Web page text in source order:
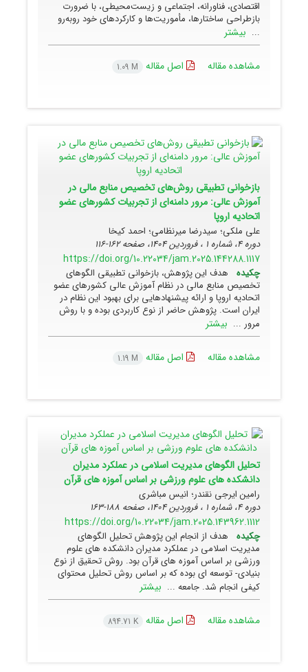
اقتصادی، فناورانه، اجتماعی و زیست‌محیطی، با ضرورت
بازطراحی ساختارها، مأموریت‌ها و کارکردهای خود روبه‌رو
... بیشتر
مشاهده مقاله اصل مقاله 1.09 M
بازخوانی تطبیقی روش‌های تخصیص منابع مالی در
آموزش عالی: مرور دامنه‌ای از تجربیات کشورهای عضو
اتحادیه اروپا
علی ملکی؛ سیدرضا میرنظامی؛ احمد کیخا
دوره 4، شماره 1 ، فروردین 1404، صفحه
162-116
https://doi.org/10.22034/jam.2025.144288.1117
چکیده
هدف این پژوهش، بازخوانی تطبیقی الگوهای
تخصیص منابع مالی در نظام آموزش عالی کشورهای عضو
اتحادیه اروپا و ارائه پیشنهادهایی برای بهبود این نظام در
ایران است. پژوهش حاضر از نوع کاربردی بوده و با روش
مرور ... بیشتر
مشاهده مقاله اصل مقاله 1.19 M
تحلیل الگوهای مدیریت اسلامی در عملکرد مدیران
دانشکده های علوم ورزشی بر اساس آموزه های قرآن
رامین ایرجی نقندر؛ انیس مباشری
دوره 4، شماره 1 ، فروردین 1404، صفحه
188-163
https://doi.org/10.22034/jam.2025.143962.1112
چکیده
هدف از انجام این پژوهش تحلیل الگوهای
مدیریت اسلامی در عملکرد مدیران دانشکده های علوم
ورزشی بر اساس آموزه های قرآن بود. روش تحقیق از نوع
بنیادی- توسعه ای بوده که بر اساس روش تحلیل محتوای
کیفی انجام شد. جامعه ... بیشتر
مشاهده مقاله اصل مقاله 894.71 K